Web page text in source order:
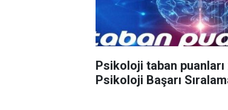
Psikoloji taban puanları
Psikoloji Başarı